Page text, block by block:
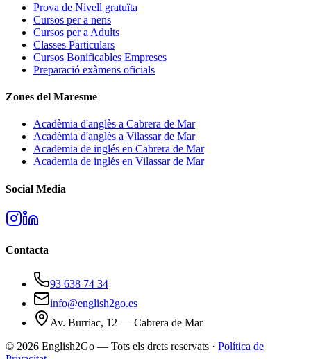
Prova de Nivell gratuïta
Cursos per a nens
Cursos per a Adults
Classes Particulars
Cursos Bonificables Empreses
Preparació exàmens oficials
Zones del Maresme
Acadèmia d'anglès a Cabrera de Mar
Acadèmia d'anglès a Vilassar de Mar
Academia de inglés en Cabrera de Mar
Academia de inglés en Vilassar de Mar
Social Media
Contacta
93 638 74 34
info@english2go.es
Av. Burriac, 12 — Cabrera de Mar
© 2026 English2Go — Tots els drets reservats · Política de